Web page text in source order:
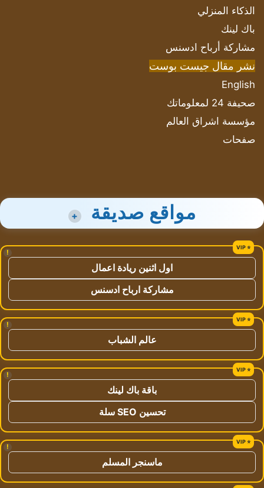
الذكاء المنزلي
باك لينك
مشاركة أرباح ادسنس
نشر مقال جيست بوست
English
صحيفة 24 لمعلوماتك
مؤسسة اشراق العالم
صفحات
مواقع صديقة +
!
اول اثنين ريادة اعمال
مشاركة ارباح ادسنس
!
عالم الشباب
!
باقة باك لينك
تحسين SEO سلة
!
ماسنجر المسلم